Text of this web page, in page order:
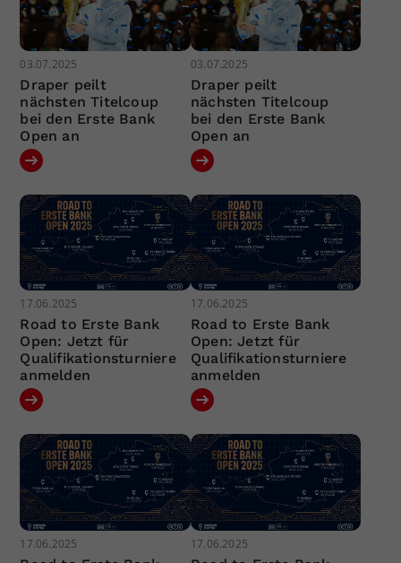
03.07.2025
Draper peilt
nächsten Titelcoup
bei den Erste Bank
Open an
03.07.2025
Draper peilt
nächsten Titelcoup
bei den Erste Bank
Open an
17.06.2025
Road to Erste Bank
Open: Jetzt für
Qualifikationsturniere
anmelden
17.06.2025
Road to Erste Bank
Open: Jetzt für
Qualifikationsturniere
anmelden
17.06.2025 17.06.2025